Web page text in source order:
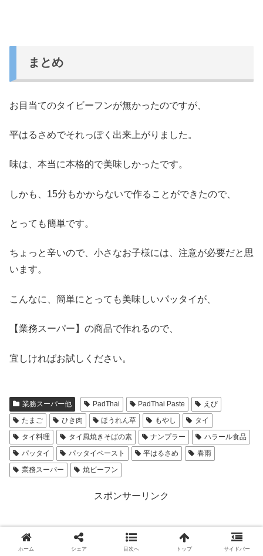
まとめ
お目当てのタイビーフンが無かったのですが、
平はるさめでそれっぽく出来上がりました。
味は、本当に本格的で美味しかったです。
しかも、15分もかからないで作ることができたので、
とっても簡単です。
ちょっと辛いので、小さなお子様には、注意が必要だと思
います。
こんなに、簡単にとっても美味しいパッタイが、
【業務スーパー】の商品で作れるので、
宜しければお試しください。
業務スーパー他 PadThai PadThai Paste
えび
たまご
ひき肉 ほうれん草 もやし
タイ
タイ料理
タイ風焼きそばの素 ナンプラー
ハラール食品
パッタイ
パッタイベースト 平はるさめ
春雨
業務スーパー
焼ビーフン
スポンサーリンク
ホーム シェア 目次へ トップ サイドバー